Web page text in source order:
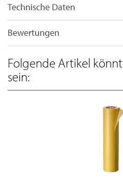
Technische Daten
Bewertungen
Folgende Artikel
sein: